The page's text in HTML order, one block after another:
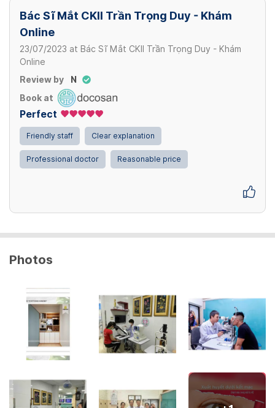
Bác Sĩ Mắt CKII Trần Trọng Duy - Khám
Online
23/07/2023 at Bác Sĩ Mắt CKII Trần Trọng Duy - Khám
Online
Review by
N
Book at
Perfect
Friendly staff Clear explanation
Professional doctor Reasonable price
Photos